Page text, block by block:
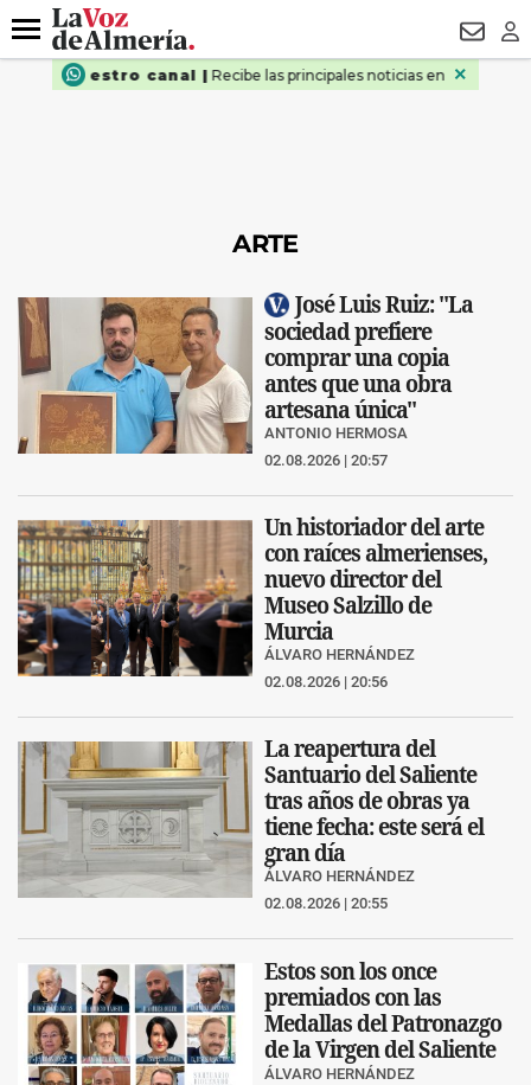
DESTACADO
Menú
ARTE
José Luis Ruiz: "La
sociedad prefiere
comprar una copia
antes que una obra
artesana única"
ANTONIO HERMOSA
02.08.2026 | 20:57
Un historiador del arte
con raíces almerienses,
nuevo director del
Museo Salzillo de
Murcia
ÁLVARO HERNÁNDEZ
02.08.2026 | 20:56
La reapertura del
Santuario del Saliente
tras años de obras ya
tiene fecha: este será el
gran día
ÁLVARO HERNÁNDEZ
02.08.2026 | 20:55
Estos son los once
premiados con las
Medallas del Patronazgo
de la Virgen del Saliente
ÁLVARO HERNÁNDEZ